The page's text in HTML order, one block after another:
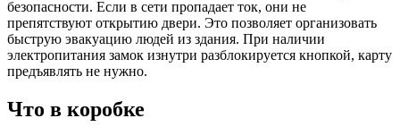
безопасности. Если в сети пропадает ток, они не
препятствуют открытию двери. Это позволяет организовать
быструю эвакуацию людей из здания. При наличии
электропитания замок изнутри разблокируется кнопкой, карту
предъявлять не нужно.
Что в коробке